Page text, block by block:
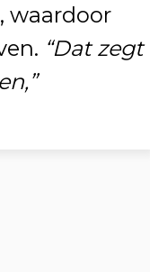
waardoor
“Dat zegt